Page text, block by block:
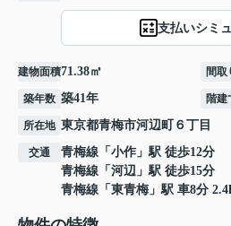
支払いシミ
建物面積71.38㎡ 間取
築年数 築41年 階建
所在地 東京都青梅市河辺町 ６丁目
交通 青梅線 「 小作 」駅 徒歩12分
青梅線 「 河辺 」駅 徒歩15分
青梅線 「 東青梅」駅 車8分